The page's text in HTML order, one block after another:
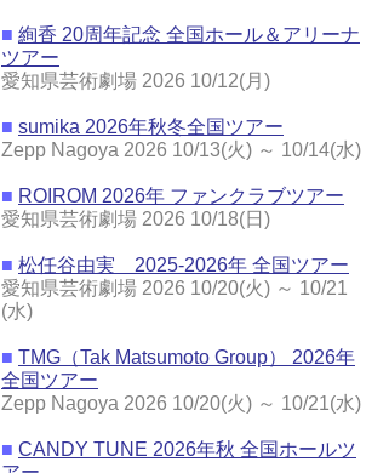
■ 絢香 20周年記念 全国ホール＆アリーナ
ツアー
愛知県芸術劇場 2026 10/12(月)
■ sumika 2026年秋冬全国ツアー
Zepp Nagoya 2026 10/13(火) ～ 10/14(水)
■ ROIROM 2026年 ファンクラブツアー
愛知県芸術劇場 2026 10/18(日)
■ 松任谷由実 2025-2026年 全国ツアー
愛知県芸術劇場 2026 10/20(火) ～ 10/21
(水)
■ TMG（Tak Matsumoto Group） 2026年
全国ツアー
Zepp Nagoya 2026 10/20(火) ～ 10/21(水)
■ CANDY TUNE 2026年秋 全国ホールツ